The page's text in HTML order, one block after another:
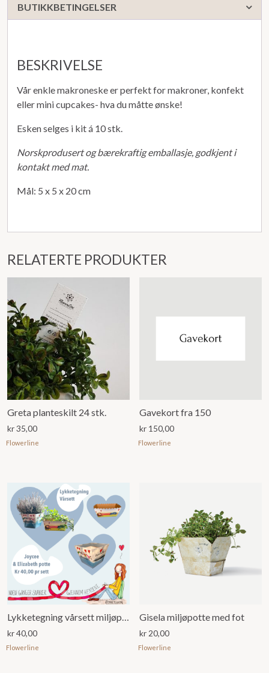
BUTIKKBETINGELSER
BESKRIVELSE
Vår enkle makroneske er perfekt for makroner, konfekt
eller mini cupcakes- hva du måtte ønske!
Esken selges i kit á 10 stk.
Norskprodusert og bærekraftig emballasje, godkjent i
kontakt med mat.
Mål: 5 x 5 x 20 cm
RELATERTE PRODUKTER
Greta planteskilt 24 stk.
kr35,00
Flowerline
Gavekort fra 150
kr 150,00
Flowerline
Lykketegning vårsett miljøpotter
kr40,00
Flowerline
Gisela miljøpotte med fot
kr20,00
Flowerline